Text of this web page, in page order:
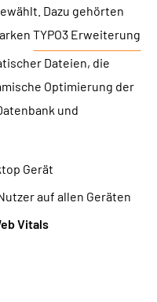
Dazu gehörten
TYPO3 Erweiterung
Dateien, die
Optimierung der
und
Gerät
auf allen Geräten
Vitals